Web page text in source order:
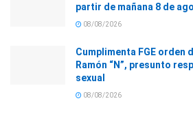
partir de mañana 8 de
08/08/2026
Cumplimenta FGE orden
Ramón “N”, presunto
sexual
08/08/2026